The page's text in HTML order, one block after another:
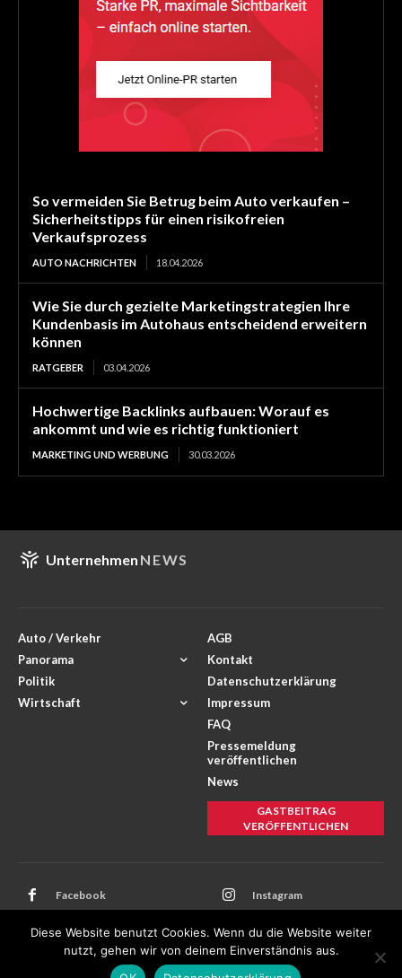
So vermeiden Sie Betrug beim Auto verkaufen –
Sicherheitstipps für einen risikofreien
Verkaufsprozess
AUTO NACHRICHTEN 18.04.2026
Wie Sie durch gezielte Marketingstrategien Ihre
Kundenbasis im Autohaus entscheidend erweitern
können
RATGEBER 03.04.2026
Hochwertige Backlinks aufbauen: Worauf es
ankommt und wie es richtig funktioniert
MARKETING UND WERBUNG 30.03.2026
Unternehmen NEWS
Auto / Verkehr
Panorama
Politik
Wirtschaft
AGB
Kontakt
Datenschutzerklärung
Impressum
FAQ
Pressemeldung
veröffentlichen
News
GASTBEITRAG
VERÖFFENTLICHEN
Facebook Instagram
Diese Website benutzt Cookies. Wenn du die Website weiter
nutzt, gehen wir von deinem Einverständnis aus.